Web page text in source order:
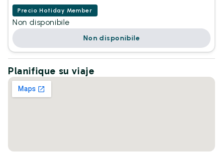
Precio Hotiday Member
Non disponibile
Non disponibile
Planifique su viaje